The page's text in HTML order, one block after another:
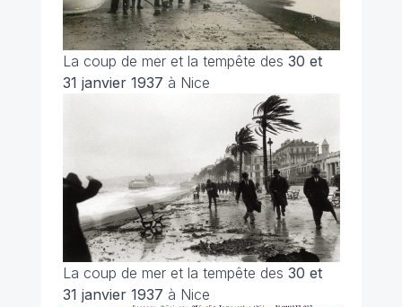
La coup de mer et la tempête des 30 et
31 janvier 1937 à Nice
La coup de mer et la tempête des 30 et
31 janvier 1937 à Nice